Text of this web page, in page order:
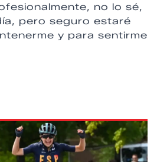
no lo sé,
pero seguro estaré
y para sentirme